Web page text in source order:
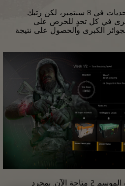
سيعاد تعيين مراحل كل التحديات في 8 سبتمبر، لكن رتبك
في كل تحدٍ للحرص على
الكبرى والحصول على نتيجة
للتذكير، كل أهداف مطاردة الموسم 2 متاحة الآن. بمجرد